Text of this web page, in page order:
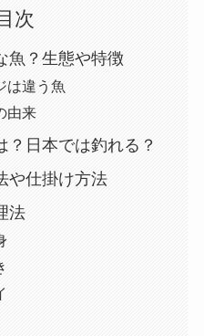
次
魚？生態や特徴
は違う魚
由来
？日本では釣れる？
や仕掛け方法
法